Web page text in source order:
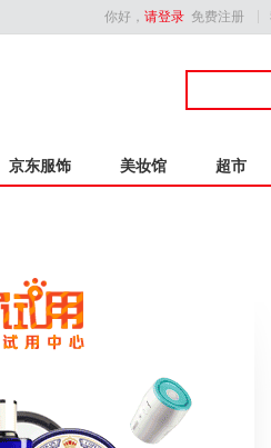
你好， 请登录 免费注册
京东服饰 美妆馆 超市